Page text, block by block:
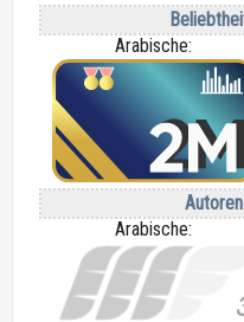
Arabische:
Arabische: